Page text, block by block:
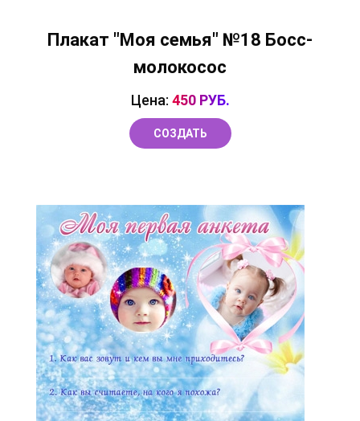
Плакат "Моя семья" №18 Босс-
молокосос
Цена: 450 РУБ.
СОЗДАТЬ